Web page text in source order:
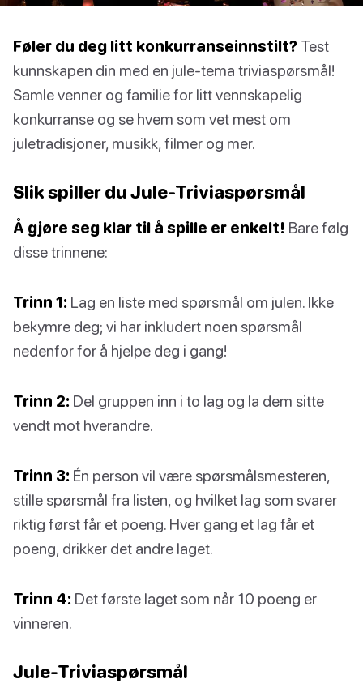
Føler du deg litt konkurranseinnstilt? Test
kunnskapen din med en jule-tema triviaspørsmål!
Samle venner og familie for litt vennskapelig
konkurranse og se hvem som vet mest om
juletradisjoner, musikk, filmer og mer.
Slik spiller du Jule-Triviaspørsmål
Å gjøre seg klar til å spille er enkelt! Bare følg
disse trinnene:
Trinn 1: Lag en liste med spørsmål om julen. Ikke
bekymre deg; vi har inkludert noen spørsmål
nedenfor for å hjelpe deg i gang!
Trinn 2: Del gruppen inn i to lag og la dem sitte
vendt mot hverandre.
Trinn 3: Én person vil være spørsmålsmesteren,
stille spørsmål fra listen, og hvilket lag som svarer
riktig først får et poeng. Hver gang et lag får et
poeng, drikker det andre laget.
Trinn 4: Det første laget som når 10 poeng er
vinneren.
Jule-Triviaspørsmål